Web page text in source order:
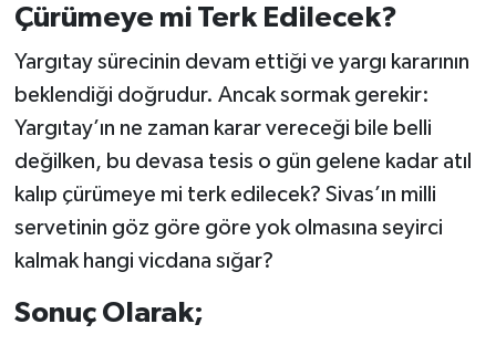
Çürümeye mi Terk Edilecek?
Yargıtay sürecinin devam ettiği ve yargı kararının
beklendiği doğrudur. Ancak sormak gerekir:
Yargıtay’ın ne zaman karar vereceği bile belli
değilken, bu devasa tesis o gün gelene kadar atıl
kalıp çürümeye mi terk edilecek? Sivas’ın milli
servetinin göz göre göre yok olmasına seyirci
kalmak hangi vicdana sığar?
Sonuç Olarak;